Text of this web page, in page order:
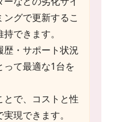
グで更新するこ
できます。
歴・サポート状況
って最適な1台を
で、コストと性
現できます。